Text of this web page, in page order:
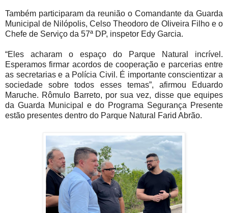
Também participaram da reunião o Comandante da Guarda
Municipal de Nilópolis, Celso Theodoro de Oliveira Filho e o
Chefe de Serviço da 57ª DP, inspetor Edy Garcia.
“Eles acharam o espaço do Parque Natural incrível.
Esperamos firmar acordos de cooperação e parcerias entre
as secretarias e a Polícia Civil. É importante conscientizar a
sociedade sobre todos esses temas”, afirmou Eduardo
Maruche. Rômulo Barreto, por sua vez, disse que equipes
da Guarda Municipal e do Programa Segurança Presente
estão presentes dentro do Parque Natural Farid Abrão.